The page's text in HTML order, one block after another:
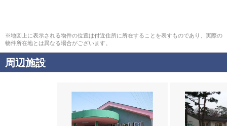
※地図上に表示される物件の位置は付近住所に所在することを表すものであり、実際の
物件所在地とは異なる場合がございます。
周辺施設